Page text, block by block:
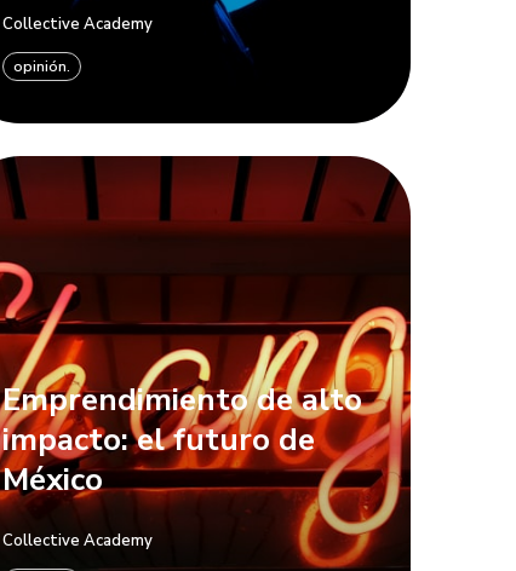
Collective Academy
opinión.
Emprendimiento de alto
impacto: el futuro de
México
Collective Academy